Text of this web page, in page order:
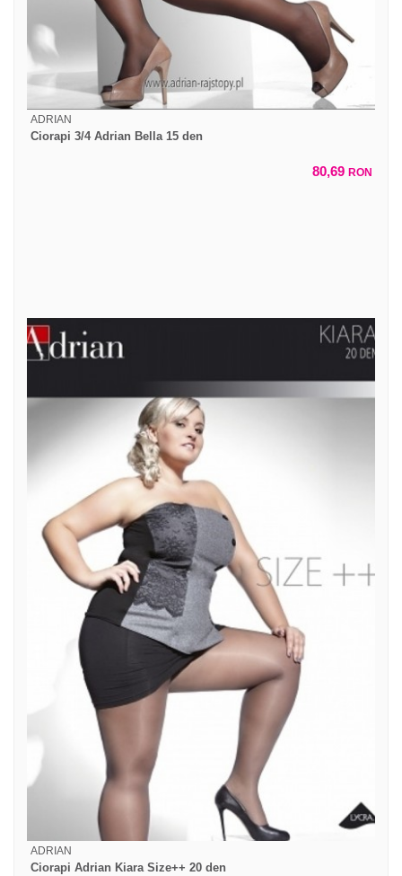
ADRIAN
Ciorapi 3/4 Adrian Bella 15 den
80,69 RON
ADRIAN
Ciorapi Adrian Kiara Size++ 20 den